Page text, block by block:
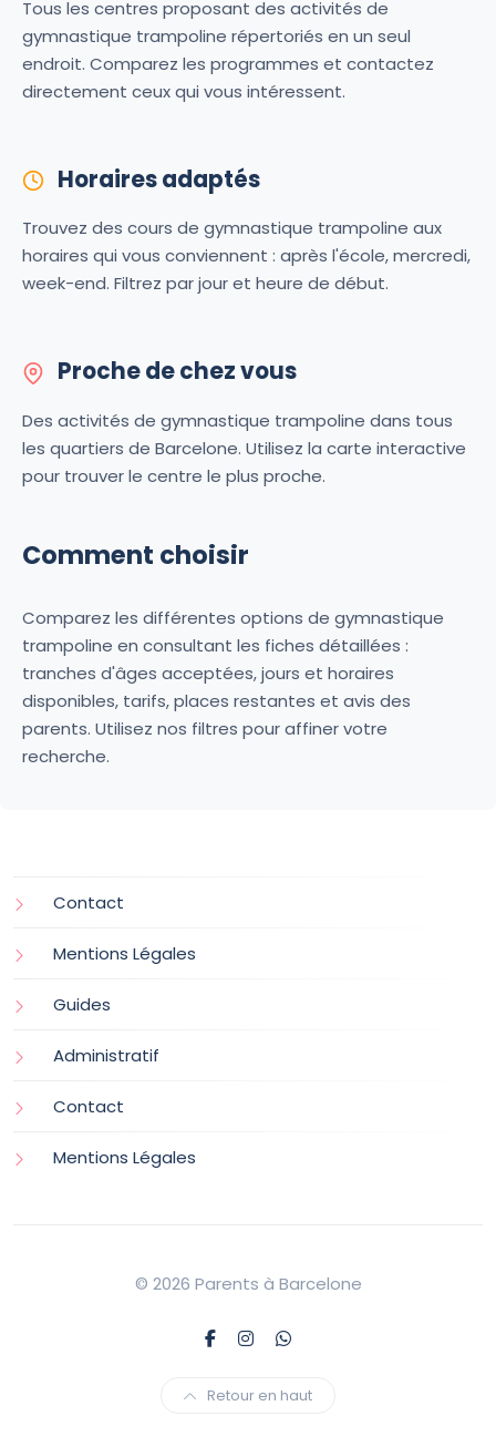
Tous les centres proposant des activités de
gymnastique trampoline répertoriés en un seul
endroit. Comparez les programmes et contactez
directement ceux qui vous intéressent.
Horaires adaptés
Trouvez des cours de gymnastique trampoline aux
horaires qui vous conviennent : après l'école, mercredi,
week-end. Filtrez par jour et heure de début.
Proche de chez vous
Des activités de gymnastique trampoline dans tous
les quartiers de Barcelone. Utilisez la carte interactive
pour trouver le centre le plus proche.
Comment choisir
Comparez les différentes options de gymnastique
trampoline en consultant les fiches détaillées :
tranches d'âges acceptées, jours et horaires
disponibles, tarifs, places restantes et avis des
parents. Utilisez nos filtres pour affiner votre
recherche.
Contact
Mentions Légales
Guides
Administratif
Contact
Mentions Légales
© 2026 Parents à Barcelone
Retour en haut